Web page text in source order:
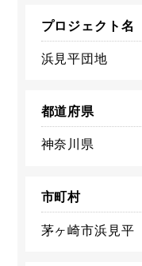
プロジェクト名
浜見平団地
都道府県
神奈川県
市町村
茅ヶ崎市浜見平